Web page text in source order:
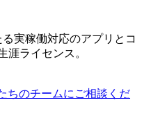
実稼働対応のアプリとコ
ライセンス。
ちのチームにご相談くだ